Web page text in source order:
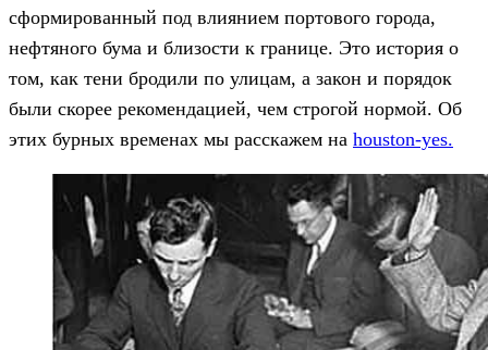
сформированный под влиянием портового города,
нефтяного бума и близости к границе. Это история о
том, как тени бродили по улицам, а закон и порядок
были скорее рекомендацией, чем строгой нормой. Об
этих бурных временах мы расскажем на houston-yes.